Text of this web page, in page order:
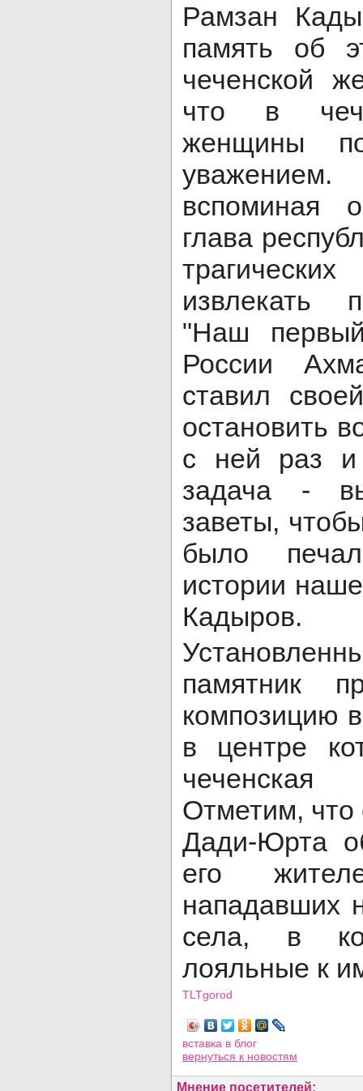
Рамзан
память об
чеченской
что в
женщины
вспоминая
глава
извлекать
"Наш
России
ставил
остановить
с ней раз и
задача -
заветы,
было
истории
Кадыров.
памятник
композицию
в центре
Отметим,
Дади-Юрта
его
нападавших
села, в
лояльные к
TLTgorod
вставка в блог
вернуться к новостям
Мнение посетителей: